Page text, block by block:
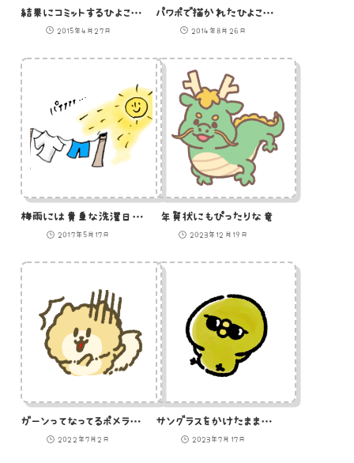
結果にコミットするひよこのイラスト
2015年4月27日
パワポで描かれたひよこのイラスト
2014年8月26日
梅雨には貴重な洗濯日和のイラスト
2017年5月17日
年賀状にもぴったりな竜
2023年12月19日
ガーンってなってるポメラニアンのイラスト
2022年7月2日
サングラスをかけたまま日焼けしているひよこ
2023年7月17日